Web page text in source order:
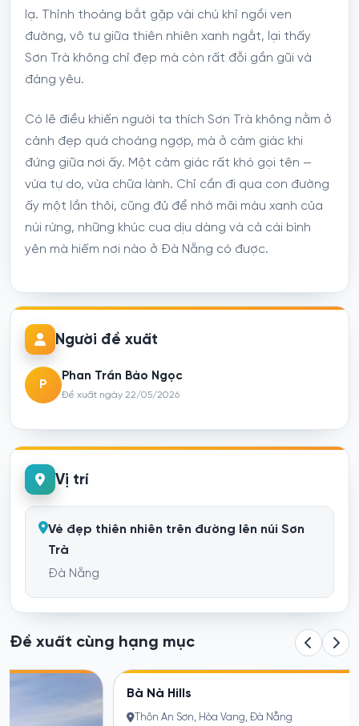
lạ. Thỉnh thoảng bắt gặp vài chú khỉ ngồi ven
đường, vô tư giữa thiên nhiên xanh ngắt, lại thấy
Sơn Trà không chỉ đẹp mà còn rất đỗi gần gũi và
đáng yêu.
Có lẽ điều khiến người ta thích Sơn Trà không nằm ở
cảnh đẹp quá choáng ngợp, mà ở cảm giác khi
đứng giữa nơi ấy. Một cảm giác rất khó gọi tên —
vừa tự do, vừa chữa lành. Chỉ cần đi qua con đường
ấy một lần thôi, cũng đủ để nhớ mãi màu xanh của
núi rừng, những khúc cua dịu dàng và cả cái bình
yên mà hiếm nơi nào ở Đà Nẵng có được.
Người đề xuất
P
Phan Trần Bảo Ngọc
Đề xuất ngày 22/05/2026
Vị trí
Vẻ đẹp thiên nhiên trên đường lên núi Sơn
Trà
Đà Nẵng
Đề xuất cùng hạng mục
Điểm chạm khoảnh khắc
Thôn An Sơn, Hòa Vang, Đà Nẵng